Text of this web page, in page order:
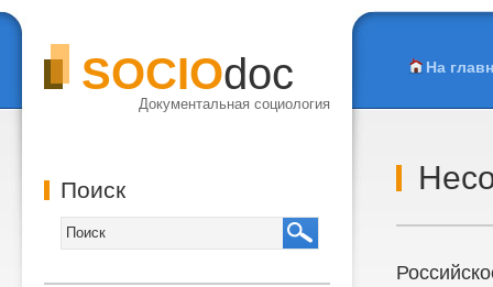
SOCIOdoc
Документальная социология
Поиск
На